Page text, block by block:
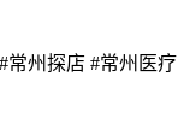
常州探店 #常州医疗